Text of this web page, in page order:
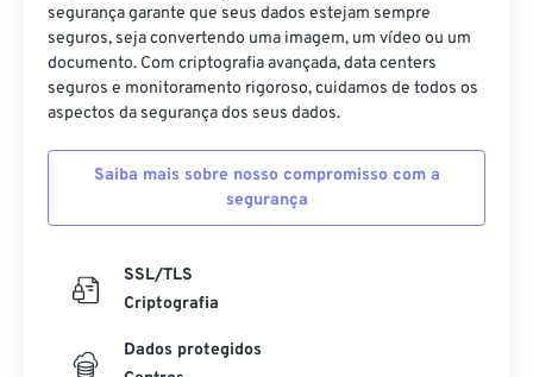
segurança garante que seus dados estejam sempre
seguros, seja convertendo uma imagem, um vídeo ou um
documento. Com criptografia avançada, data centers
seguros e monitoramento rigoroso, cuidamos de todos os
aspectos da segurança dos seus dados.
Saiba mais sobre nosso compromisso com a
segurança
SSL/TLS
Criptografia
Dados protegidos